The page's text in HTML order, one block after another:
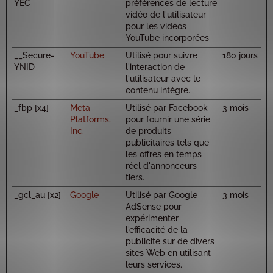
YEC
préférences de lecture
vidéo de l'utilisateur
pour les vidéos
YouTube incorporées
__Secure-
YNID
YouTube
Utilisé pour suivre
l'interaction de
l'utilisateur avec le
contenu intégré.
180 jours
_fbp [x4]
Meta
Platforms,
Inc.
Utilisé par Facebook
pour fournir une série
de produits
publicitaires tels que
les offres en temps
réel d'annonceurs
tiers.
3 mois
_gcl_au [x2] Google
Utilisé par Google
AdSense pour
expérimenter
l'efficacité de la
publicité sur de divers
sites Web en utilisant
leurs services.
3 mois